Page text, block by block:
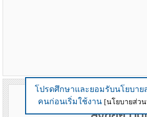
โปรดศึกษาและยอมรับนโยบาย
คนก่อนเริ่มใช้งาน [นโยบายส่ว
โปรดศึกษาและยอมรับนโยบาย
คนก่อนเริ่มใช้งาน [นโยบายส่ว